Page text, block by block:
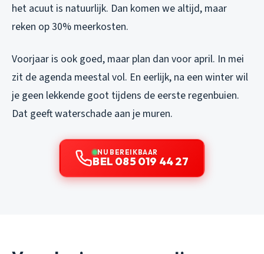
het acuut is natuurlijk. Dan komen we altijd, maar
reken op 30% meerkosten.
Voorjaar is ook goed, maar plan dan voor april. In mei
zit de agenda meestal vol. En eerlijk, na een winter wil
je geen lekkende goot tijdens de eerste regenbuien.
Dat geeft waterschade aan je muren.
NU BEREIKBAAR
BEL 085 019 44 27